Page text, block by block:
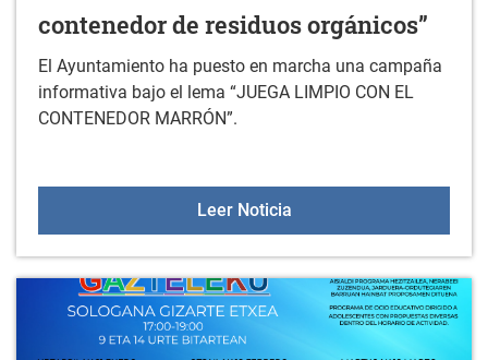
contenedor de residuos orgánicos”
El Ayuntamiento ha puesto en marcha una campaña
informativa bajo el lema “JUEGA LIMPIO CON EL
CONTENEDOR MARRÓN”.
Leer NoticiaEl Ayuntamiento de